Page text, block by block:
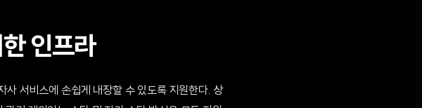
인프라
서비스에 손쉽게 내장할 수 있도록 지원한다. 상